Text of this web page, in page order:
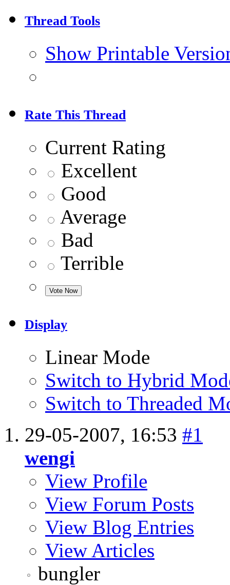
Thread Tools
Show Printable
Rate This Thread
Current Rating
Excellent
Good
Average
Bad
Terrible
Display
Linear Mode
Switch to Hybrid
Switch to Threaded
29-05-2007, 16:53 #1
wengi
View Profile
View Forum Posts
View Blog Entries
View Articles
bungler